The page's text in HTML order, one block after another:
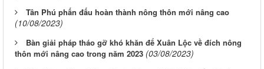
Tân Phú phấn đấu hoàn thành nông thôn mới nâng cao
(10/08/2023)
Bàn giải pháp tháo gỡ khó khăn để Xuân Lộc về đích nông
thôn mới nâng cao trong năm 2023 (03/08/2023)